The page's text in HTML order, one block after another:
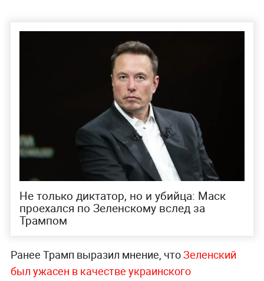
Не только диктатор, но и убийца: Маск
проехался по Зеленскому вслед за
Трампом
Ранее Трамп выразил мнение, чтоЗеленский
был ужасен в качестве украинского